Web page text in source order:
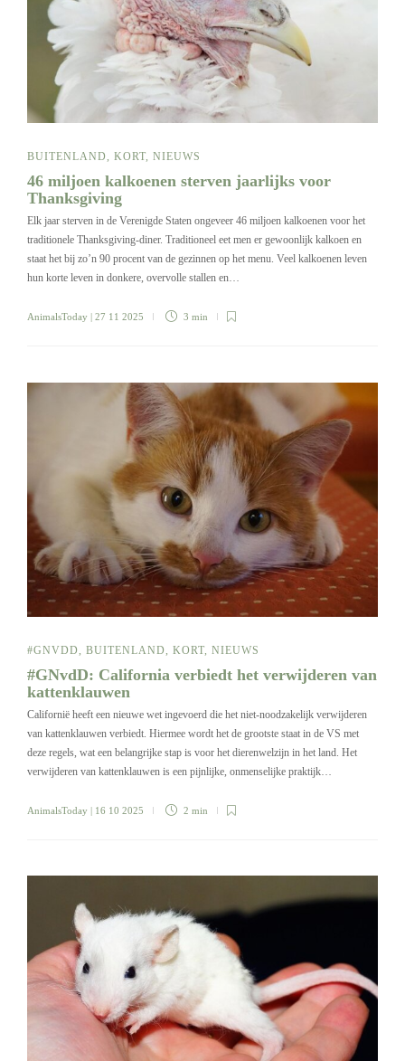
BUITENLAND KORT NIEUWS
46 miljoen kalkoenen sterven jaarlijks voor
Thanksgiving
Elk jaar sterven in de Verenigde Staten ongeveer 46 miljoen kalkoenen voor het
traditionele Thanksgiving-diner. Traditioneel eet men er gewoonlijk kalkoen en
staat het bij zo’n 90 procent van de gezinnen op het menu. Veel kalkoenen leven
hun korte leven in donkere, overvolle stallen en…
AnimalsToday | 27 11 2025 3 min
#GNVDD BUITENLAND KORT NIEUWS
#GNvdD: California verbiedt het verwijderen van
kattenklauwen
Californië heeft een nieuwe wet ingevoerd die het niet-noodzakelijk verwijderen
van kattenklauwen verbiedt. Hiermee wordt het de grootste staat in de VS met
deze regels, wat een belangrijke stap is voor het dierenwelzijn in het land. Het
verwijderen van kattenklauwen is een pijnlijke, onmenselijke praktijk…
AnimalsToday | 16 10 2025 2 min